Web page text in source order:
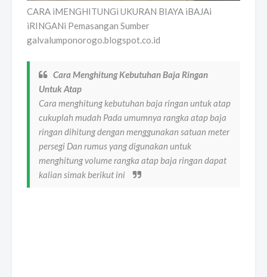
CARA iMENGHITUNGi UKURAN BIAYA iBAJAi
iRINGANi Pemasangan Sumber
galvalumponorogo.blogspot.co.id
Cara Menghitung Kebutuhan Baja Ringan
Untuk Atap
Cara menghitung kebutuhan baja ringan untuk atap
cukuplah mudah Pada umumnya rangka atap baja
ringan dihitung dengan menggunakan satuan meter
persegi Dan rumus yang digunakan untuk
menghitung volume rangka atap baja ringan dapat
kalian simak berikut ini